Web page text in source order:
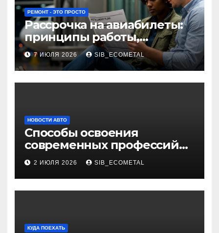
РЕМОНТ - ЭТО ПРОСТО
Рассрочка на авиабилеты:
принципы работы,
требования и
потенциальные риски
7 ИЮЛЯ 2026 SIB_ECOMETAL
НОВОСТИ АВТО
Способы освоения
современных профессий
через онлайн-курсы
2 ИЮЛЯ 2026 SIB_ECOMETAL
КУДА ПОЕХАТЬ